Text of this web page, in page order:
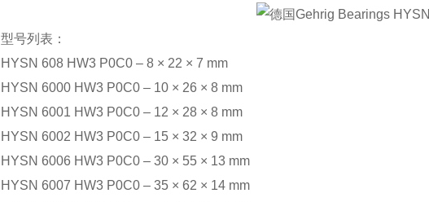
型号列表：
HYSN 608 HW3 P0C0 – 8 × 22 × 7 mm
HYSN 6000 HW3 P0C0 – 10 × 26 × 8 mm
HYSN 6001 HW3 P0C0 – 12 × 28 × 8 mm
HYSN 6002 HW3 P0C0 – 15 × 32 × 9 mm
HYSN 6006 HW3 P0C0 – 30 × 55 × 13 mm
HYSN 6007 HW3 P0C0 – 35 × 62 × 14 mm